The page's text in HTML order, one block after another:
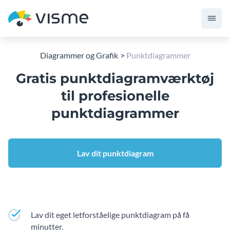
Diagrammer og Grafik Punktdiagrammer
Gratis punktdiagramværktøj
til profesionelle
punktdiagrammer
Lav dit punktdiagram
Lav dit eget letforståelige punktdiagram på få
minutter.